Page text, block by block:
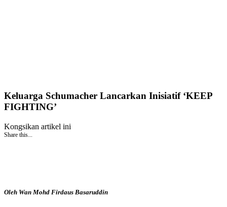
Keluarga Schumacher Lancarkan Inisiatif ‘KEEP
FIGHTING’
Kongsikan artikel ini
Share this...
Oleh Wan Mohd Firdaus Basaruddin